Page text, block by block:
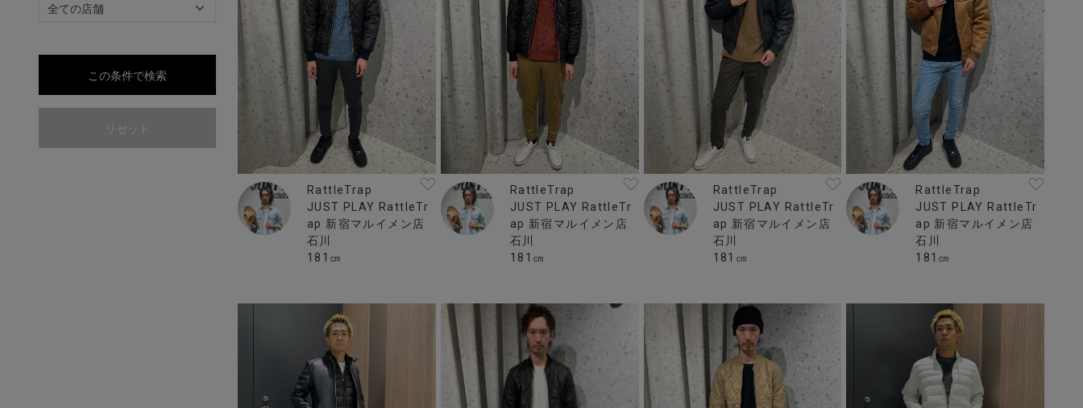
この条件で検索
リセット
RattleTrap
JUST PLAY RattleTr
ap 新宿マルイメン店
石川
181㎝
RattleTrap
JUST PLAY RattleTr
ap 新宿マルイメン店
石川
181㎝
RattleTrap
JUST PLAY RattleTr
ap 新宿マルイメン店
石川
181㎝
RattleTrap
JUST PLAY RattleTr
ap 新宿マルイメン店
石川
181㎝